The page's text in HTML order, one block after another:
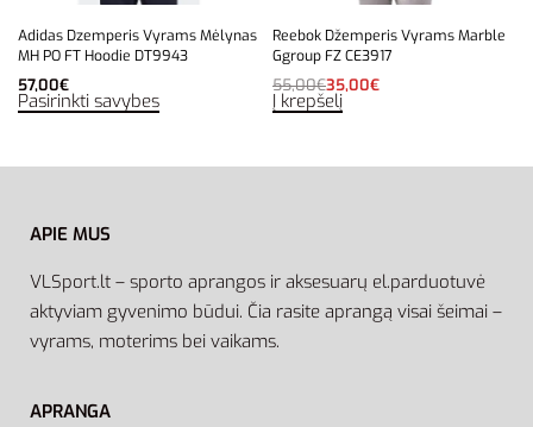
Adidas Dzemperis Vyrams Mėlynas
MH PO FT Hoodie DT9943
57,00€
Pasirinkti savybes
Reebok Džemperis Vyrams Marble
Ggroup FZ CE3917
55,00€35,00€
Į krepšelį
APIE MUS
VLSport.lt – sporto aprangos ir aksesuarų el.parduotuvė
aktyviam gyvenimo būdui. Čia rasite aprangą visai šeimai –
vyrams, moterims bei vaikams.
APRANGA